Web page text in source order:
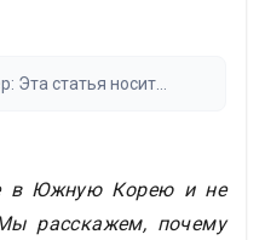
Эта статья носит
каких-либо
могут
полный текст
в Южную Корею и не
расскажем, почему